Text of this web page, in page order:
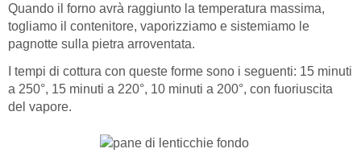
Quando il forno avrà raggiunto la temperatura massima,
togliamo il contenitore, vaporizziamo e sistemiamo le
pagnotte sulla pietra arroventata.
I tempi di cottura con queste forme sono i seguenti: 15 minuti
a 250°, 15 minuti a 220°, 10 minuti a 200°, con fuoriuscita
del vapore.